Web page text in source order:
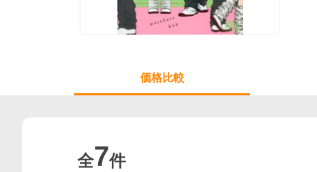
価格比較
全7件